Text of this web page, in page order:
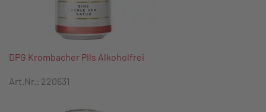
DPG Krombacher Pils Alkoholfrei
Art.Nr.: 220631